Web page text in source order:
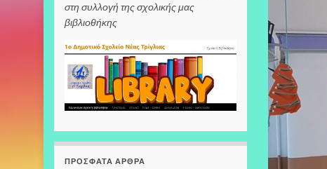
στη συλλογή της σχολικής μας
βιβλιοθήκης
ΠΡΌΣΦΑΤΑ ΆΡΘΡΑ